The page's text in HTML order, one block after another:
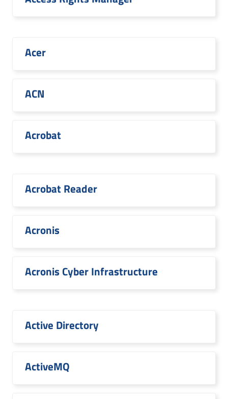
Acer
ACN
Acrobat
Acrobat Reader
Acronis
Acronis Cyber Infrastructure
Active Directory
ActiveMQ